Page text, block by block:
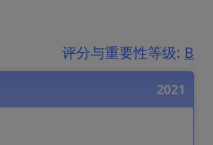
评分与重要性等级: B
2021